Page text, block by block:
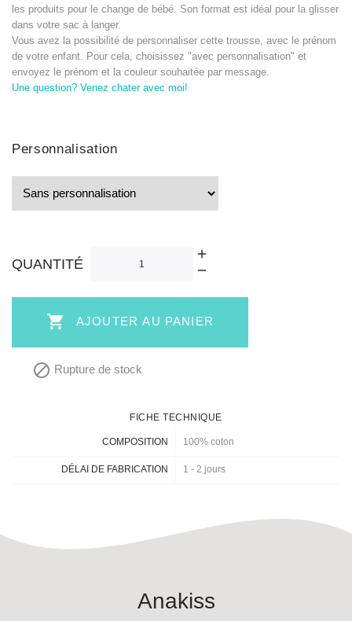
les produits pour le change de bébé. Son format est idéal pour la glisser
dans votre sac à langer.
Vous avez la possibilité de personnaliser cette trousse, avec le prénom
de votre enfant. Pour cela, choisissez "avec personnalisation" et
envoyez le prénom et la couleur souhaitée par message.
Une question? Venez chater avec moi!
Personnalisation
QUANTITÉ
 AJOUTER AU PANIER
 Rupture de stock
FICHE TECHNIQUE
COMPOSITION 100% coton
DÉLAI DE FABRICATION 1 - 2 jours
Anakiss